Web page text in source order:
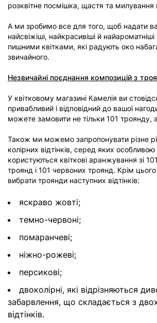
розквітне посмішка, щастя та милування
А ми зробимо все для того, щоб надати
найсвіжіші, найкрасивіші й
пишними квітками, які радують око
звичайного.
Незвичайні поєднання композицій з
У квітковому магазині Камелія ви
привабливий і відповідний до вашої
можете замовити не тільки 101 троянду,
Також ми можемо запропонувати різне
колірних відтінків, серед яких
користуються квіткові аранжування зі 101
троянд і 101 червоних троянд. Крім
вибрати троянди наступних відтінків:
яскраво жовті;
темно-червоні;
помаранчеві;
ніжно-рожеві;
персикові;
двоколірні, які відрізняються
забарвлення, що складається з
відтінків.